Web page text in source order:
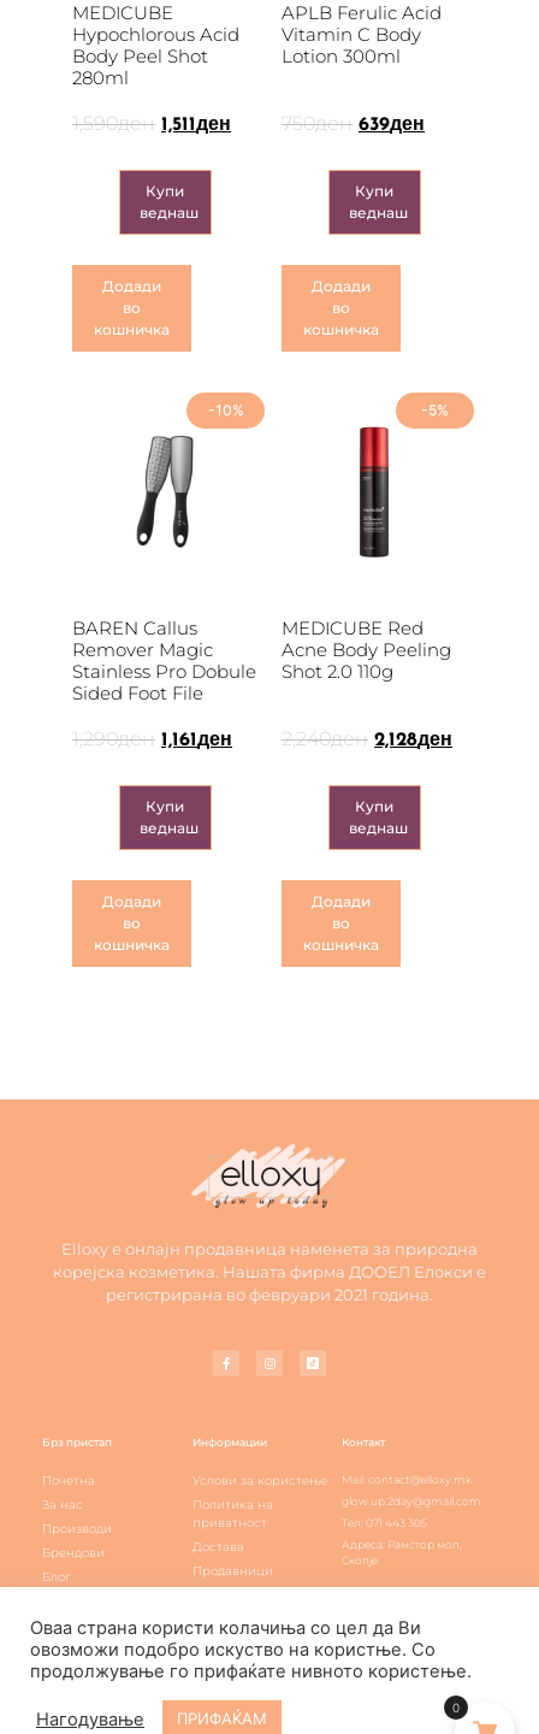
MEDICUBE
Hypochlorous Acid
Body Peel Shot
280ml
1,590ден 1,511 ден
Купи
веднаш
Додади
во
кошничка
APLB Ferulic Acid
Vitamin C Body
Lotion 300ml
750ден 639ден
Купи
веднаш
Додади
во
кошничка
-10%
BAREN Callus
Remover Magic
Stainless Pro Dobule
Sided Foot File
1,290ден 1,161 ден
Купи
веднаш
Додади
во
кошничка
-5%
MEDICUBE Red
Acne Body Peeling
Shot 2.0 110g
2,240ден 2,128ден
Купи
веднаш
Додади
во
кошничка
Elloxy е онлајн продавница наменета за природна
корејска козметика. Нашата фирма ДООЕЛ Елокси е
регистрирана во февруари 2021 година.
Брз пристап
Почетна
За нас
Производи
Брендови
Блог
Информации
Услови за користење
Политика на
приватност
Достава
Продавници
Контакт
Mail: contact@elloxy.mk
glow.up.2day@gmail.com
Тел: 071 443 305
Адреса: Рамстор мол,
Скопје
Elloxy Cosmetic © All rights reserved
Оваа страна користи колачиња со цел да Ви
овозможи подобро искуство на користње. Со
продолжување го прифаќате нивното користење.
Нагодување ПРИФАЌАМ
0